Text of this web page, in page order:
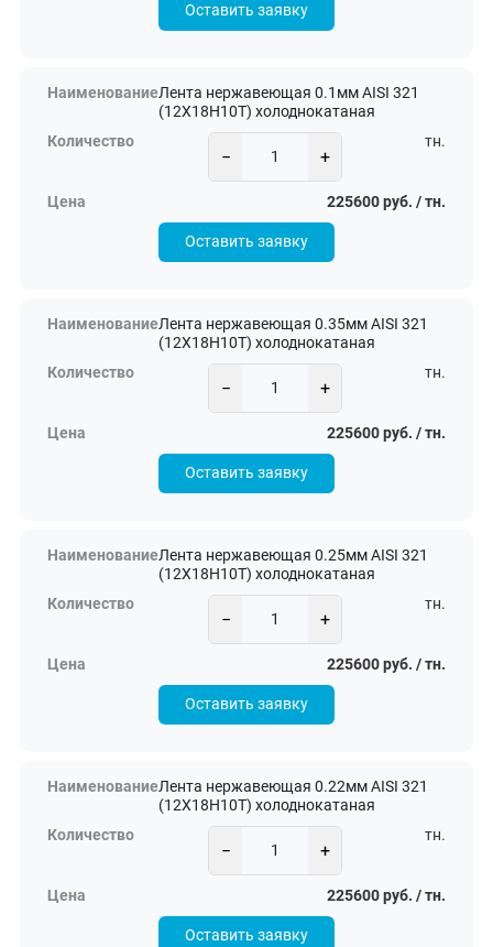
Оставить заявку
Лента нержавеющая 0.1мм AISI 321
(12Х18Н10Т) холоднокатаная
− +
тн.
225600 руб. / тн.
Оставить заявку
Лента нержавеющая 0.35мм AISI 321
(12Х18Н10Т) холоднокатаная
− +
тн.
225600 руб. / тн.
Оставить заявку
Лента нержавеющая 0.25мм AISI 321
(12Х18Н10Т) холоднокатаная
− +
тн.
225600 руб. / тн.
Оставить заявку
Лента нержавеющая 0.22мм AISI 321
(12Х18Н10Т) холоднокатаная
− +
тн.
225600 руб. / тн.
Оставить заявку